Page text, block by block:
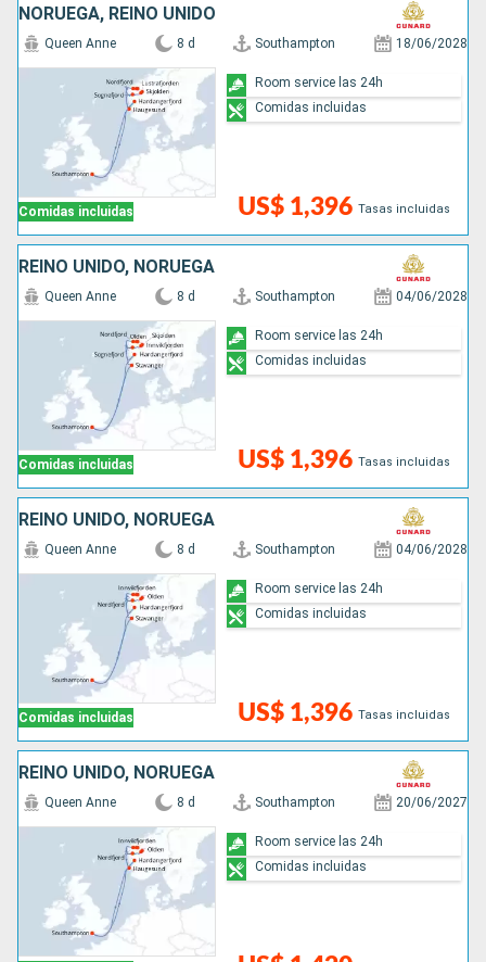
NORUEGA, REINO UNIDO
Comidas incluidas
Queen Anne 8 d Southampton 18/06/2028
US$ 1,396 Tasas incluidas
Room service las 24h
Comidas incluidas
REINO UNIDO, NORUEGA
Comidas incluidas
Queen Anne 8 d Southampton 04/06/2028
US$ 1,396 Tasas incluidas
Room service las 24h
Comidas incluidas
REINO UNIDO, NORUEGA
Comidas incluidas
Queen Anne 8 d Southampton 04/06/2028
US$ 1,396 Tasas incluidas
Room service las 24h
Comidas incluidas
REINO UNIDO, NORUEGA
Queen Anne 8 d Southampton 20/06/2027
Room service las 24h
Comidas incluidas